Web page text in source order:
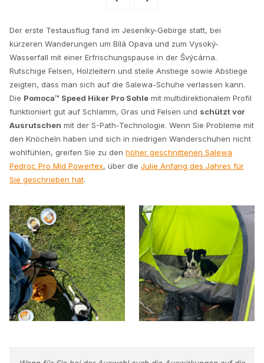
Der erste Testausflug fand im Jeseníky-Gebirge statt, bei
kürzeren Wanderungen um Bílá Opava und zum Vysoký-
Wasserfall mit einer Erfrischungspause in der Švýcárna.
Rutschige Felsen, Holzleitern und steile Anstiege sowie Abstiege
zeigten, dass man sich auf die Salewa-Schuhe verlassen kann.
Die Pomoca™ Speed Hiker Pro Sohle mit multidirektionalem Profil
funktioniert gut auf Schlamm, Gras und Felsen und schützt vor
Ausrutschen mit der S-Path-Technologie. Wenn Sie Probleme mit
den Knöcheln haben und sich in niedrigen Wanderschuhen nicht
wohlfühlen, greifen Sie zu den höher geschnittenen Salewa
Pedroc Pro Mid Powertex, über die Julie Anfang des Jahres für
Sie geschrieben hat.